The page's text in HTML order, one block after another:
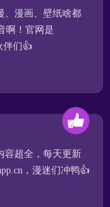
、漫画、壁纸啥都
啊！官网是
伴们👍
容超全，每天更新
，漫迷们冲鸭👍